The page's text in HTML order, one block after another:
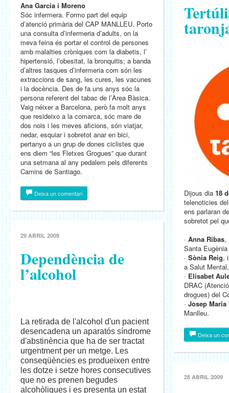
Ana Garcia i Moreno
Sóc infermera. Formo part del equip
d’atenció primària del CAP MANLLEU. Porto
una consulta d’infermeria d’adults, on la
meva feina és portar el control de persones
amb malalties cròniques com la diabetis, l’
hipertensió, l’obesitat, la bronquitis; a banda
d’altres tasques d’infermeria com són les
extraccions de sang, les cures, les vacunes
i la docència. Des de fa uns anys sóc la
persona referent del tabac de l’Àrea Bàsica.
Vaig néixer a Barcelona, però fa molt anys
que resideixo a la comarca, sóc mare de
dos nois i les meves aficions, són viatjar,
nedar, esquiar i sobretot anar en bici,
pertanyo a un grup de dones ciclistes que
ens diem “les Fletxes Grogues” que durant
una setmana al any pedalem pels diferents
Camins de Santiago.
Deixa un comentari
29 ABRIL 2009
Dependència de
l’alcohol
La retirada de l'alcohol d'un pacient
desencadena un aparatós síndrome
d'abstinència que ha de ser tractat
urgentment per un metge. Les
conseqüències es produeixen entre
les dotze i setze hores consecutives
que no es prenen begudes
alcohòliques i es presenta un estat
Dijous dia 18
telenoticies
ens parlaran
sobretot pel
· Anna Ribas,
Santa
· Sònia Reig,
a Salut
· Elisabet
DRAC
drogues) del
· Josep
Manlleu.
Deixa un
28 ABRIL 2009